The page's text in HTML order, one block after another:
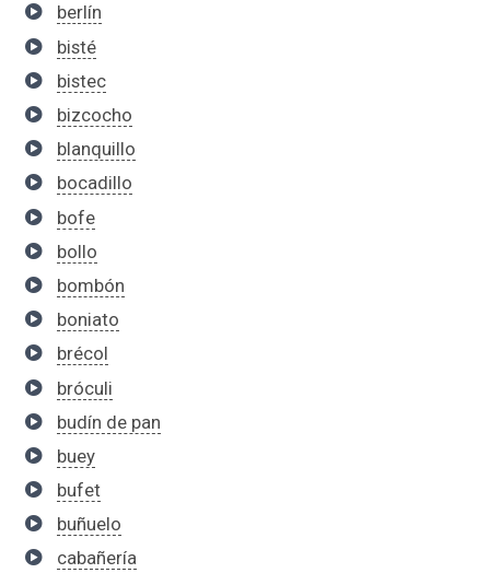
berlín
bisté
bistec
bizcocho
blanquillo
bocadillo
bofe
bollo
bombón
boniato
brécol
bróculi
budín de pan
buey
bufet
buñuelo
cabañería